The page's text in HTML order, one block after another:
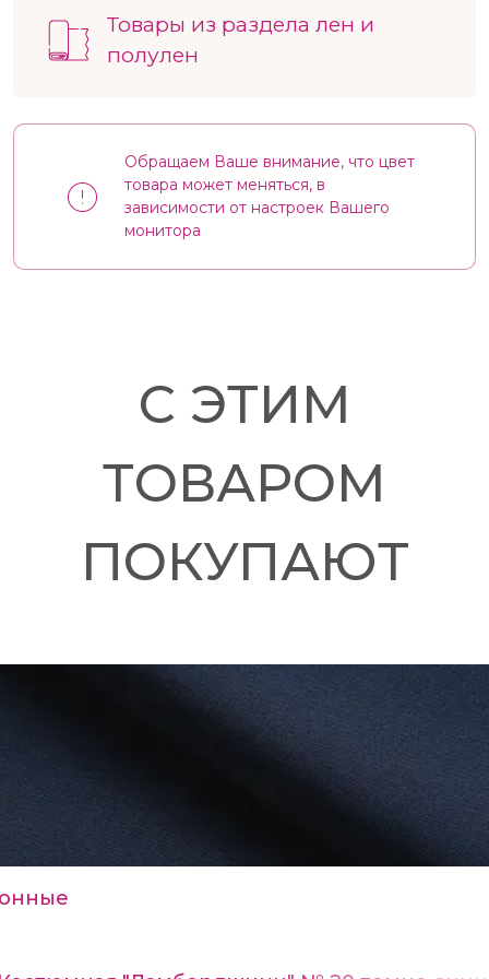
Товары из раздела лен и
полулен
Обращаем Ваше внимание, что цвет
товара может меняться, в
зависимости от настроек Вашего
монитора
С ЭТИМ
ТОВАРОМ
ПОКУПАЮТ